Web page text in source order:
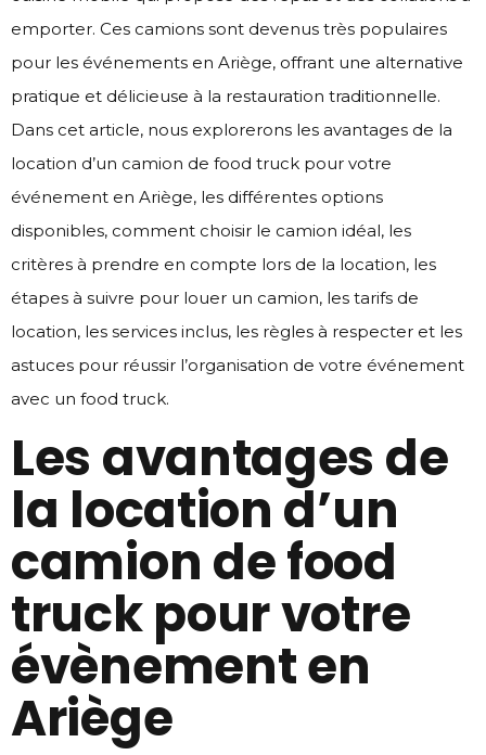
emporter. Ces camions sont devenus très populaires
pour les événements en Ariège, offrant une alternative
pratique et délicieuse à la restauration traditionnelle.
Dans cet article, nous explorerons les avantages de la
location d’un camion de food truck pour votre
événement en Ariège, les différentes options
disponibles, comment choisir le camion idéal, les
critères à prendre en compte lors de la location, les
étapes à suivre pour louer un camion, les tarifs de
location, les services inclus, les règles à respecter et les
astuces pour réussir l’organisation de votre événement
avec un food truck.
Les avantages de
la location d’un
camion de food
truck pour votre
évènement en
Ariège